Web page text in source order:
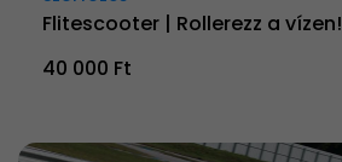
Flitescooter | Rollerezz a vízen!
40 000 Ft